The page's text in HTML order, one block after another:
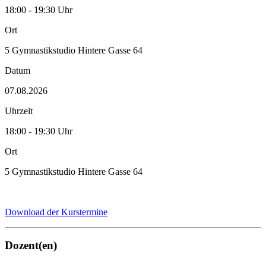
18:00 - 19:30 Uhr
Ort
5 Gymnastikstudio Hintere Gasse 64
Datum
07.08.2026
Uhrzeit
18:00 - 19:30 Uhr
Ort
5 Gymnastikstudio Hintere Gasse 64
Download der Kurstermine
Dozent(en)